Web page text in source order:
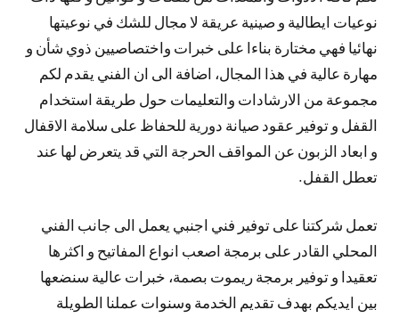
نوعيات ايطالية و صينية عريقة لا مجال للشك في نوعيتها
نهائيا فهي مختارة بناءا على خبرات واختصاصيين ذوي شأن و
مهارة عالية في هذا المجال، اضافة الى ان الفني يقدم لكم
مجموعة من الارشادات والتعليمات حول طريقة استخدام
القفل و توفير عقود صيانة دورية للحفاظ على سلامة الاقفال
و ابعاد الزبون عن المواقف الحرجة التي قد يتعرض لها عند
تعطل القفل.
تعمل شركتنا على توفير فني اجنبي يعمل الى جانب الفني
المحلي القادر على برمجة اصعب انواع المفاتيح و اكثرها
تعقيدا و توفير برمجة ريموت بصمة، خبرات عالية سنضعها
بين ايديكم بهدف تقديم الخدمة وسنوات عملنا الطويلة